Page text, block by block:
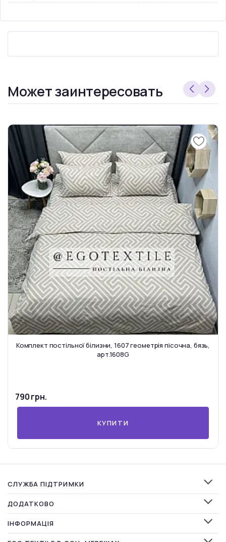
Может заинтересовать
Комплект постільної білизни, 1607 геометрія пісочна, бязь,
арт.1608G
790 грн.
КУПИТИ
СЛУЖБА ПІДТРИМКИ
ДОДАТКОВО
ІНФОРМАЦІЯ